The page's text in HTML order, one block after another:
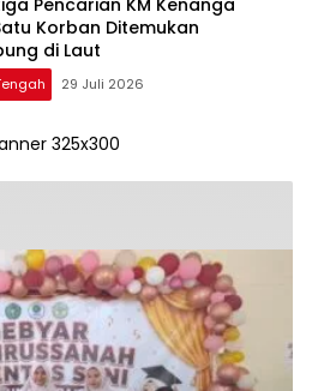
Pencarian KM Kenanga
Korban Ditemukan
di Laut
29 Juli 2026